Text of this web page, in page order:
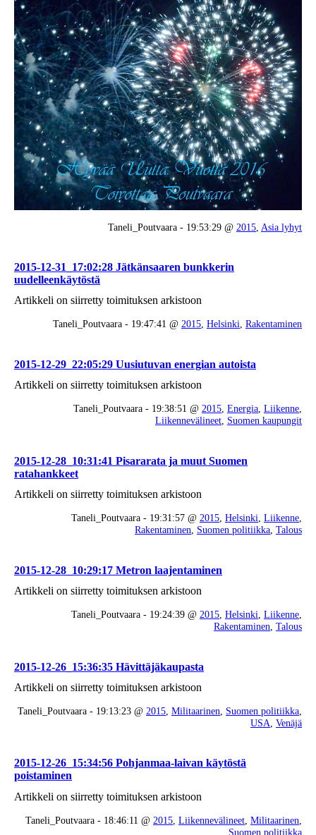
Taneli_Poutvaara - 19:53:29 @ 2015 Asia lyhyt
2015-12-31_17:02:28 Jätkänsaaren bunkkerin
uudelleenkäytöstä
Artikkeli on siirretty toimituksen arkistoon
Taneli_Poutvaara - 19:47:41 @ 2015, Helsinki, Rakentaminen
2015-12-29_22:05:29 Uusiutuvan energian autoista
Artikkeli on siirretty toimituksen arkistoon
Taneli_Poutvaara - 19:38:51 @ 2015, Energia, Liikenne,
Liikennevälineet, Suomen kaupungit
2015-12-28_10:31:41 Pisararata ja muut Suomen
ratahankkeet
Artikkeli on siirretty toimituksen arkistoon
Taneli_Poutvaara - 19:31:57 @ 2015 Helsinki Liikenne
Rakentaminen
Suomen politiikka Talous
2015-12-28_10:29:17 Metron laajentaminen
Artikkeli on siirretty toimituksen arkistoon
Taneli_Poutvaara - 19:24:39 @ 2015 Helsinki Liikenne
Rakentaminen Talous
2015-12-26_15:36:35 Hävittäjäkaupasta
Artikkeli on siirretty toimituksen arkistoon
Taneli_Poutvaara - 19:13:23 @ 2015 Militaarinen Suomen politiikka
USA Venäjä
2015-12-26_15:34:56 Pohjanmaa-laivan käytöstä
poistaminen
Artikkeli on siirretty toimituksen arkistoon
Taneli_Poutvaara - 18:46:11 @ 2015 Liikennevälineet Militaarinen
Suomen politiikka